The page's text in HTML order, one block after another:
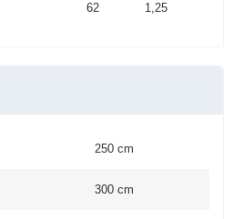
62 1,25
250 cm
300 cm